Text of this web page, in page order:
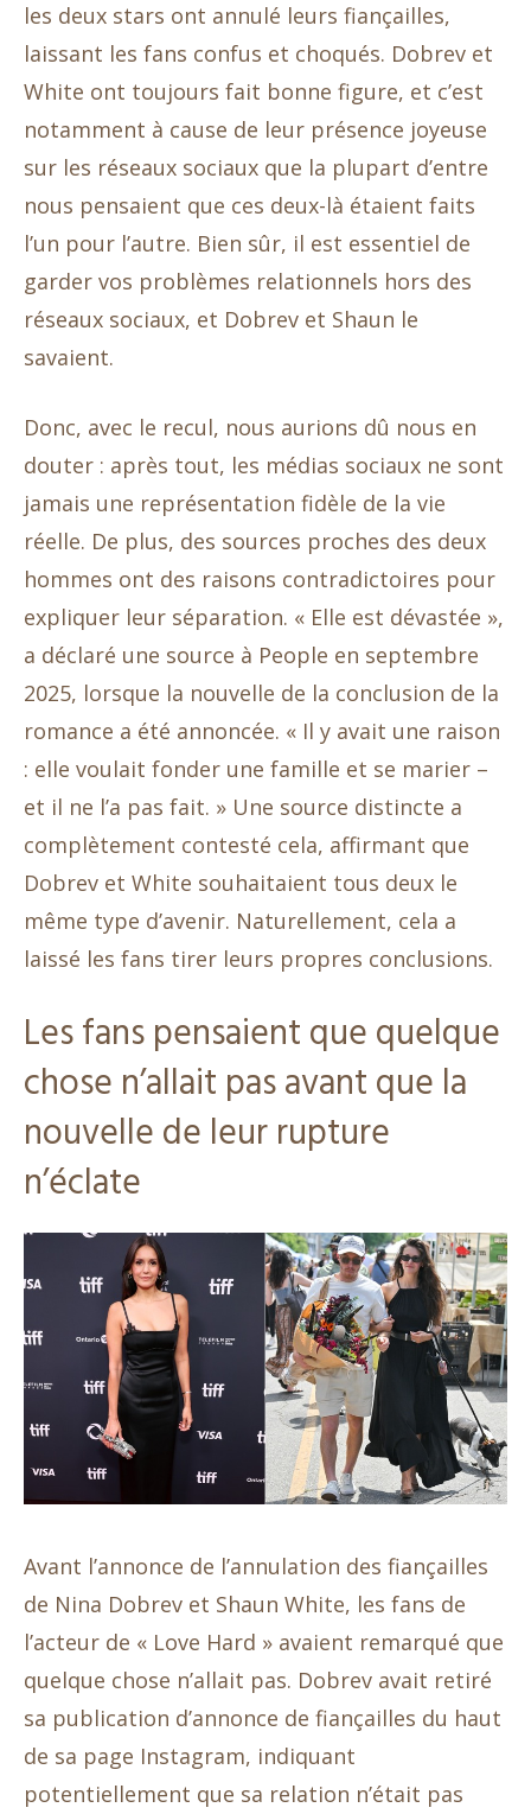
les deux stars ont annulé leurs fiançailles,
laissant les fans confus et choqués. Dobrev et
White ont toujours fait bonne figure, et c’est
notamment à cause de leur présence joyeuse
sur les réseaux sociaux que la plupart d’entre
nous pensaient que ces deux-là étaient faits
l’un pour l’autre. Bien sûr, il est essentiel de
garder vos problèmes relationnels hors des
réseaux sociaux, et Dobrev et Shaun le
savaient.
Donc, avec le recul, nous aurions dû nous en
douter : après tout, les médias sociaux ne sont
jamais une représentation fidèle de la vie
réelle. De plus, des sources proches des deux
hommes ont des raisons contradictoires pour
expliquer leur séparation. « Elle est dévastée »,
a déclaré une source à People en septembre
2025, lorsque la nouvelle de la conclusion de la
romance a été annoncée. « Il y avait une raison
: elle voulait fonder une famille et se marier –
et il ne l’a pas fait. » Une source distincte a
complètement contesté cela, affirmant que
Dobrev et White souhaitaient tous deux le
même type d’avenir. Naturellement, cela a
laissé les fans tirer leurs propres conclusions.
Les fans pensaient que quelque
chose n’allait pas avant que la
nouvelle de leur rupture
n’éclate
Avant l’annonce de l’annulation des fiançailles
de Nina Dobrev et Shaun White, les fans de
l’acteur de « Love Hard » avaient remarqué que
quelque chose n’allait pas. Dobrev avait retiré
sa publication d’annonce de fiançailles du haut
de sa page Instagram, indiquant
potentiellement que sa relation n’était pas